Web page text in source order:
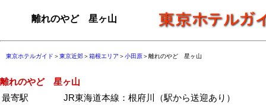
離れのやど 星ヶ山
東京ホテルガイド ＞東京近郊＞箱根エリア ＞小田原＞離れのやど 星ヶ山
離れのやど 星ヶ山
最寄駅
JR東海道本線：根府川（駅から送迎あり）